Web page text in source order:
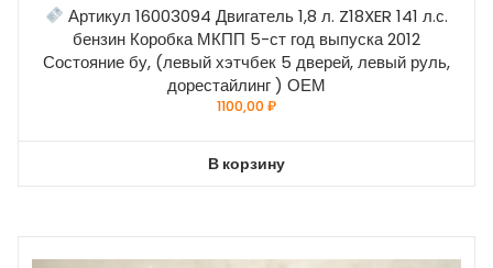
Артикул 16003094 Двигатель 1,8 л. Z18XER 141 л.с.
бензин Коробка МКПП 5-ст год выпуска 2012
Состояние бу, (левый хэтчбек 5 дверей, левый руль,
дорестайлинг ) ОЕМ
1100,00₽
В корзину